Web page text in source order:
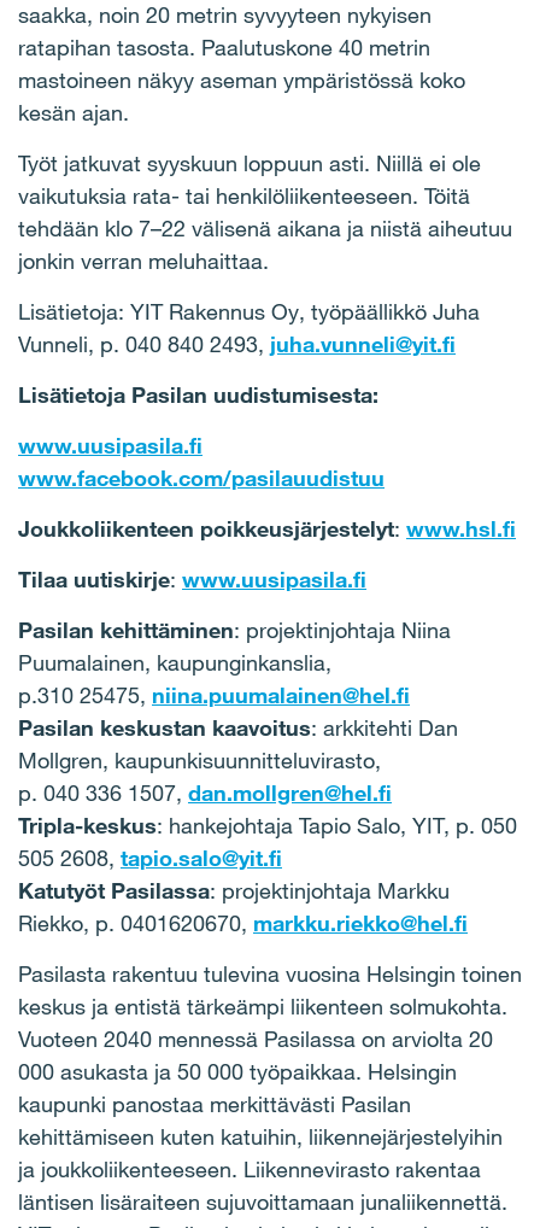
saakka, noin 20 metrin syvyyteen nykyisen
ratapihan tasosta. Paalutuskone 40 metrin
mastoineen näkyy aseman ympäristössä koko
kesän ajan.
Työt jatkuvat syyskuun loppuun asti. Niillä ei ole
vaikutuksia rata- tai henkilöliikenteeseen. Töitä
tehdään klo 7–22 välisenä aikana ja niistä aiheutuu
jonkin verran meluhaittaa.
Lisätietoja: YIT Rakennus Oy, työpäällikkö Juha
Vunneli, p. 040 840 2493, juha.vunneli@yit.fi
Lisätietoja Pasilan uudistumisesta:
www.uusipasila.fi
www.facebook.com/pasilauudistuu
Joukkoliikenteen poikkeusjärjestelyt: www.hsl.fi
Tilaa uutiskirje: www.uusipasila.fi
Pasilan kehittäminen: projektinjohtaja Niina
Puumalainen, kaupunginkanslia,
p.310 25475, niina.puumalainen@hel.fi
Pasilan keskustan kaavoitus: arkkitehti Dan
Mollgren, kaupunkisuunnitteluvirasto,
p. 040 336 1507, dan.mollgren@hel.fi
Tripla-keskus: hankejohtaja Tapio Salo, YIT, p. 050
505 2608, tapio.salo@yit.fi
Katutyöt Pasilassa: projektinjohtaja Markku
Riekko, p. 0401620670, markku.riekko@hel.fi
Pasilasta rakentuu tulevina vuosina Helsingin toinen
keskus ja entistä tärkeämpi liikenteen solmukohta.
Vuoteen 2040 mennessä Pasilassa on arviolta 20
000 asukasta ja 50 000 työpaikkaa. Helsingin
kaupunki panostaa merkittävästi Pasilan
kehittämiseen kuten katuihin, liikennejärjestelyihin
ja joukkoliikenteeseen. Liikennevirasto rakentaa
läntisen lisäraiteen sujuvoittamaan junaliikennettä.